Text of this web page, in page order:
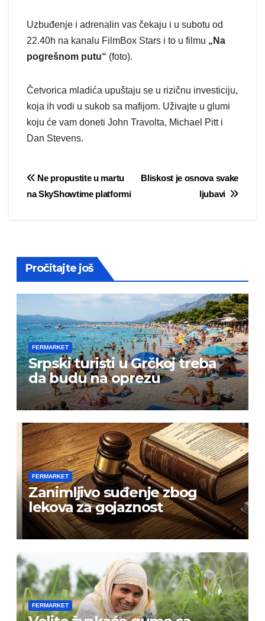
Uzbuđenje i adrenalin vas čekaju i u subotu od
22.40h na kanalu FilmBox Stars i to u filmu „Na
pogrešnom putu“ (foto).
Četvorica mladića upuštaju se u rizičnu investiciju,
koja ih vodi u sukob sa mafijom. Uživajte u glumi
koju će vam doneti John Travolta, Michael Pitt i
Dan Stevens.
Post
navigation
Bliskost je osnova svake
ljubavi
Ne propustite u martu
na SkyShowtime platformi
Pročitajte još
FERMARKET
Srpski turisti u Grčkoj treba
da budu na oprezu
FERMARKET
Zanimljivo suđenje zbog
lekova za gojaznost
FERMARKET